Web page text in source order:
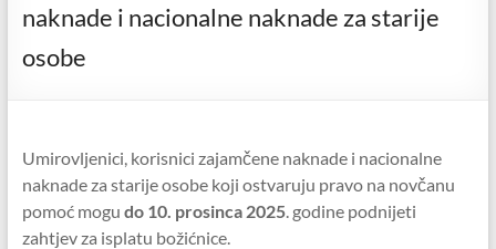
naknade i nacionalne naknade za starije
osobe
Umirovljenici, korisnici zajamčene naknade i nacionalne
naknade za starije osobe koji ostvaruju pravo na novčanu
pomoć mogu do 10. prosinca 2025. godine podnijeti
zahtjev za isplatu božićnice.